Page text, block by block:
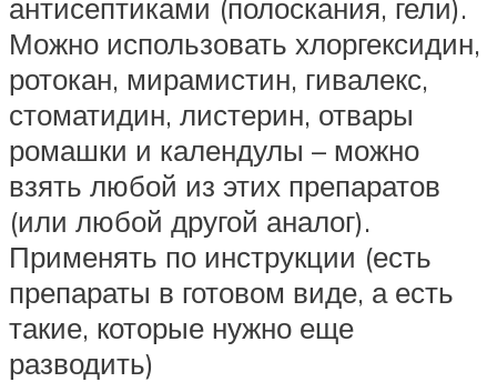
антисептиками (полоскания, гели).
Можно использовать хлоргексидин,
ротокан, мирамистин, гивалекс,
стоматидин, листерин, отвары
ромашки и календулы – можно
взять любой из этих препаратов
(или любой другой аналог).
Применять по инструкции (есть
препараты в готовом виде, а есть
такие, которые нужно еще
разводить)